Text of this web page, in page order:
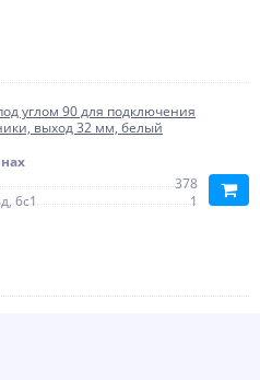
углом 90 для подключения
выход 32 мм, белый
378
6с1
1